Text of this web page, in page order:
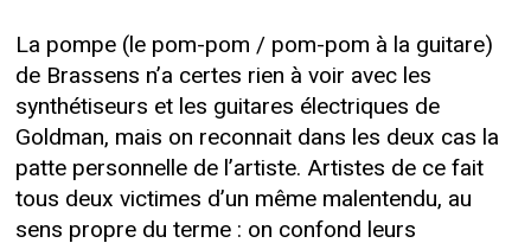
La pompe (le pom-pom / pom-pom à la guitare)
de Brassens n’a certes rien à voir avec les
synthétiseurs et les guitares électriques de
Goldman, mais on reconnait dans les deux cas la
patte personnelle de l’artiste. Artistes de ce fait
tous deux victimes d’un même malentendu, au
sens propre du terme : on confond leurs